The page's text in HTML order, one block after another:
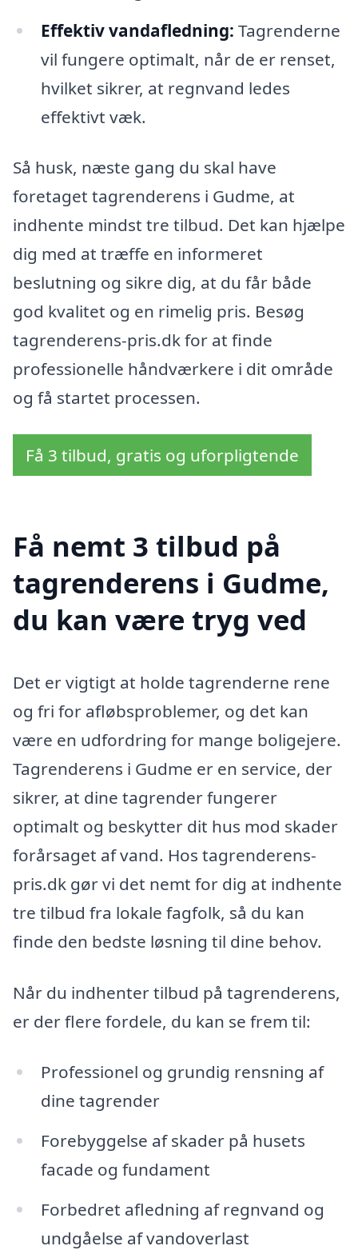
Effektiv vandafledning: Tagrenderne
vil fungere optimalt, når de er renset,
hvilket sikrer, at regnvand ledes
effektivt væk.
Så husk, næste gang du skal have
foretaget tagrenderens i Gudme, at
indhente mindst tre tilbud. Det kan hjælpe
dig med at træffe en informeret
beslutning og sikre dig, at du får både
god kvalitet og en rimelig pris. Besøg
tagrenderens-pris.dk for at finde
professionelle håndværkere i dit område
og få startet processen.
Få 3 tilbud, gratis og uforpligtende
Få nemt 3 tilbud på
tagrenderens i Gudme,
du kan være tryg ved
Det er vigtigt at holde tagrenderne rene
og fri for afløbsproblemer, og det kan
være en udfordring for mange boligejere.
Tagrenderens i Gudme er en service, der
sikrer, at dine tagrender fungerer
optimalt og beskytter dit hus mod skader
forårsaget af vand. Hos tagrenderens-
pris.dk gør vi det nemt for dig at indhente
tre tilbud fra lokale fagfolk, så du kan
finde den bedste løsning til dine behov.
Når du indhenter tilbud på tagrenderens,
er der flere fordele, du kan se frem til:
Professionel og grundig rensning af
dine tagrender
Forebyggelse af skader på husets
facade og fundament
Forbedret afledning af regnvand og
undgåelse af vandoverlast